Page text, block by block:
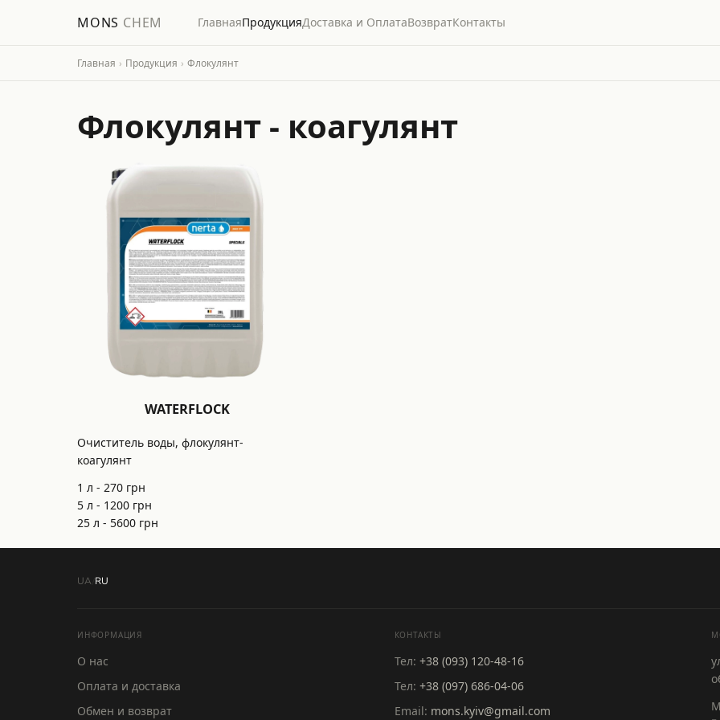
MONS CHEM ГлавнаяПродукцияДоставка и ОплатаВозвратКонтакты
Главная › Продукция › Флокулянт
Флокулянт - коагулянт
WATERFLOCK
Очиститель воды, флокулянт-
коагулянт
1 л - 270 грн
5 л - 1200 грн
25 л - 5600 грн
UA RU
ИНФОРМАЦИЯ
О нас
Оплата и доставка
Обмен и возврат
КОНТАКТЫ
Тел: +38 (093) 120-48-16
Тел: +38 (097) 686-04-06
Email: mons.kyiv@gmail.com